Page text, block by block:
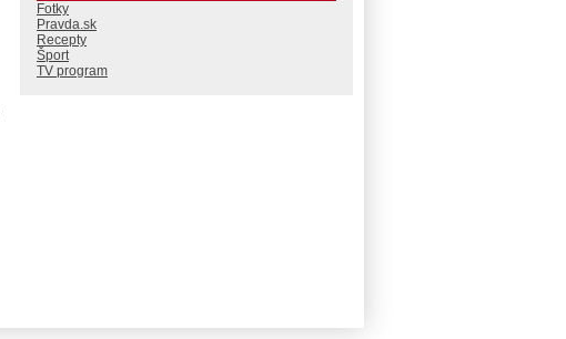
Fotky
Pravda.sk
Recepty
Šport
TV program